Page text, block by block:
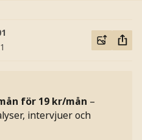
för 19 kr/mån –
intervjuer och